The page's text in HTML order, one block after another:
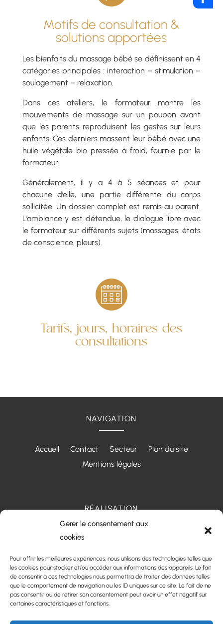
Gérer le consentement aux
cookies
Pour offrir les meilleures expériences, nous utilisons des technologies telles que
les cookies pour stocker et/ou accéder aux informations des appareils. Le fait
de consentir à ces technologies nous permettra de traiter des données telles
que le comportement de navigation ou les ID uniques sur ce site. Le fait de ne
pas consentir ou de retirer son consentement peut avoir un effet négatif sur
certaines caractéristiques et fonctions.
Motifs de consultation &
solutions apportées
Les bienfaits du massage bébé se définissent en 4
catégories principales : interaction – stimulation –
soulagement – relaxation.
Dans ces ateliers, le formateur montre les
mouvements de massage sur un poupon avant
que les parents reproduisent les gestes sur leurs
enfants. Ces derniers massent leur bébé avec une
huile végétale bio pressée à froid, fournie par le
formateur.
Généralement, il y a 4 à 5 séances et pour
chacune d’elle, une partie différente du corps
sollicitée. Un dossier complet est remis au parent.
L’ambiance y est détendue, le dialogue libre avec
le formateur sur différents sujets (massages, états
de conscience, pleurs).
Tarifs, jours, horaires des
consultations
NAVIGATION
Accueil Contact Secteur
Plan du site
Mentions légales
RÉALISATION